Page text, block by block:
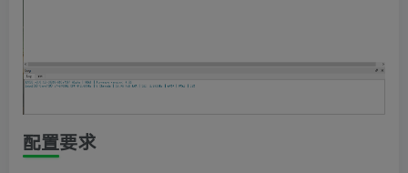
配置要求